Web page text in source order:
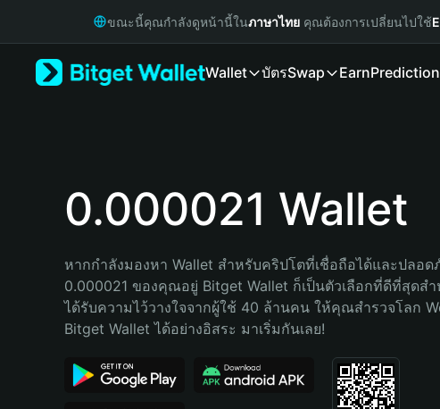
Русский
Bahasa Indonesia
Português (Brasil)
ขณะนี้คุณกำลังดูหน้านี้ในภาษาไทย คุณต้องการเปลี่ยนไปใช้
Wallet บัตรSwap Earn
0.000021 Wallet
หากกำลังมองหา Wallet สำหรับคริปโตที่เชื่อถือได้และปลอด
0.000021 ของคุณอยู่ Bitget Wallet ก็เป็นตัวเลือกที่ดีที่สุดส
ได้รับความไว้วางใจจากผู้ใช้ 40 ล้านคน ให้คุณสำรวจโลก
Bitget Wallet ได้อย่างอิสระ มาเริ่มกันเลย!